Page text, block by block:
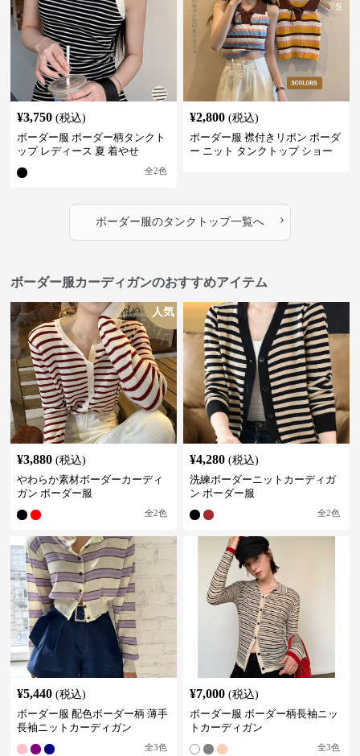
¥3,750 (税込)
ボーダー服 ボーダー柄タンクト
ップ レディース 夏 着やせ
全2色
¥2,800 (税込)
ボーダー服 襟付きリボン ボーダ
ー ニット タンクトップ ショー
ボーダー服のタンクトップ一覧へ ›
ボーダー服カーディガンのおすすめアイテム
人気
¥3,880 (税込)
やわらか素材ボーダーカーディ
ガン ボーダー服
全2色
¥4,280 (税込)
洗練ボーダーニットカーディガ
ン ボーダー服
全2色
¥5,440 (税込)
ボーダー服 配色ボーダー柄 薄手
長袖ニットカーディガン
全3色
¥7,000 (税込)
ボーダー服 ボーダー柄長袖ニッ
トカーディガン
全3色